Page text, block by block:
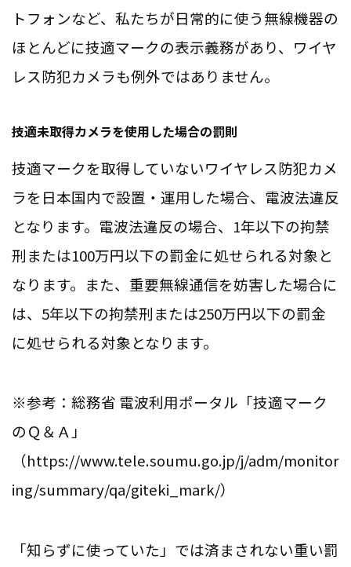
トフォンなど、私たちが日常的に使う無線機器の
ほとんどに技適マークの表示義務があり、ワイヤ
レス防犯カメラも例外ではありません。
技適未取得カメラを使用した場合の罰則
技適マークを取得していないワイヤレス防犯カメ
ラを日本国内で設置・運用した場合、電波法違反
となります。電波法違反の場合、1年以下の拘禁
刑または100万円以下の罰金に処せられる対象と
なります。また、重要無線通信を妨害した場合に
は、5年以下の拘禁刑または250万円以下の罰金
に処せられる対象となります。
※参考：総務省 電波利用ポータル「技適マーク
のＱ＆Ａ」
（https://www.tele.soumu.go.jp/j/adm/monitor
ing/summary/qa/giteki_mark/）
「知らずに使っていた」では済まされない重い罰